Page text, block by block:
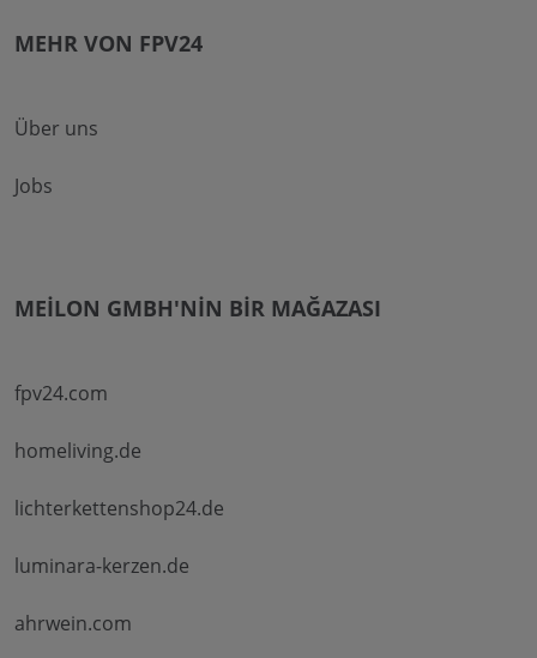
MEHR VON FPV24
Über uns
Jobs
MEILON GMBH'NIN BIR MAĞAZASI
fpv24.com
homeliving.de
lichterkettenshop24.de
luminara-kerzen.de
ahrwein.com